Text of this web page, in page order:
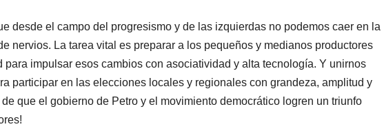
desde el campo del progresismo y de las izquierdas no podemos caer en la
nervios. La tarea vital es preparar a los pequeños y medianos productores
para impulsar esos cambios con asociatividad y alta tecnología. Y unirnos
participar en las elecciones locales y regionales con grandeza, amplitud y
que el gobierno de Petro y el movimiento democrático logren un triunfo